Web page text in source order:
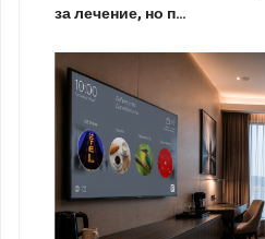
за лечение, но п…